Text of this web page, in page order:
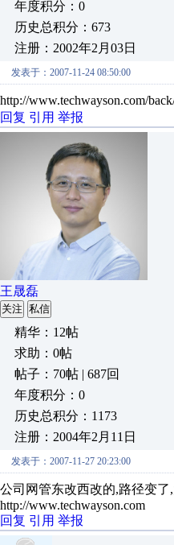
年度积分：0
历史总积分：673
注册：2002年2月03日
发表于：2007-11-24 08:50:00
http://www.techwayson.com/
回复 引用 举报
王晟磊
关注 私信
精华：12帖
求助：0帖
帖子：70帖 | 687回
年度积分：0
历史总积分：1173
注册：2004年2月11日
发表于：2007-11-27 20:23:00
公司网管东改西改的,路径变
http://www.techwayson.com
回复 引用 举报